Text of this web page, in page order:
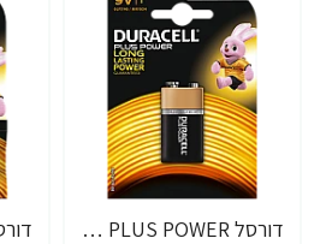
דורסל PLUS POWER סוללות 9V אריזת 1 יחידות - מבית Duracell